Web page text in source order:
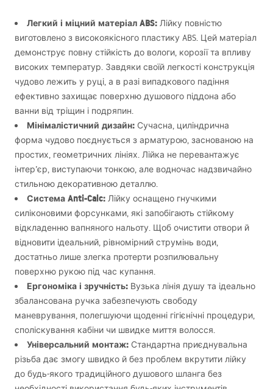
Легкий і міцний матеріал ABS: Лійку повністю
виготовлено з високоякісного пластику ABS. Цей матеріал
демонструє повну стійкість до вологи, корозії та впливу
високих температур. Завдяки своїй легкості конструкція
чудово лежить у руці, а в разі випадкового падіння
ефективно захищає поверхню душового піддона або
ванни від тріщин і подряпин.
Мінімалістичний дизайн: Сучасна, циліндрична
форма чудово поєднується з арматурою, заснованою на
простих, геометричних лініях. Лійка не перевантажує
інтер’єр, виступаючи тонкою, але водночас надзвичайно
стильною декоративною деталлю.
Система Anti-Calc: Лійку оснащено гнучкими
силіконовими форсунками, які запобігають стійкому
відкладенню вапняного нальоту. Щоб очистити отвори й
відновити ідеальний, рівномірний струмінь води,
достатньо лише злегка протерти розпилювальну
поверхню рукою під час купання.
Ергономіка і зручність: Вузька лінія душу та ідеально
збалансована ручка забезпечують свободу
маневрування, полегшуючи щоденні гігієнічні процедури,
споліскування кабіни чи швидке миття волосся.
Універсальний монтаж: Стандартна приєднувальна
різьба дає змогу швидко й без проблем вкрутити лійку
до будь-якого традиційного душового шланга без